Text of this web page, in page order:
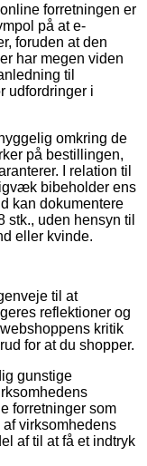
forretningen er
på at e-
foruden at den
har megen viden
til
udfordringer i
omkring de
på bestillingen,
I relation til
bibeholder ens
kan dokumentere
stk., uden hensyn til
eller kvinde.
til at
reflektioner og
kritik
for at du shopper.
gunstige
forretninger som
virksomhedens
af til at få et indtryk